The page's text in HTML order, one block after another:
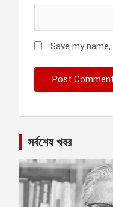
Save my
সর্বশেষ খবর